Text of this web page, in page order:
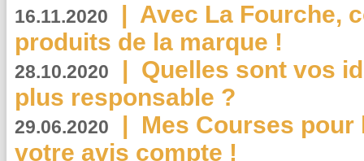
16.11.2020 | Avec La Fourche,
produits de la marque !
28.10.2020 | Quelles sont vos
plus responsable ?
29.06.2020 | Mes Courses pour
votre avis compte !